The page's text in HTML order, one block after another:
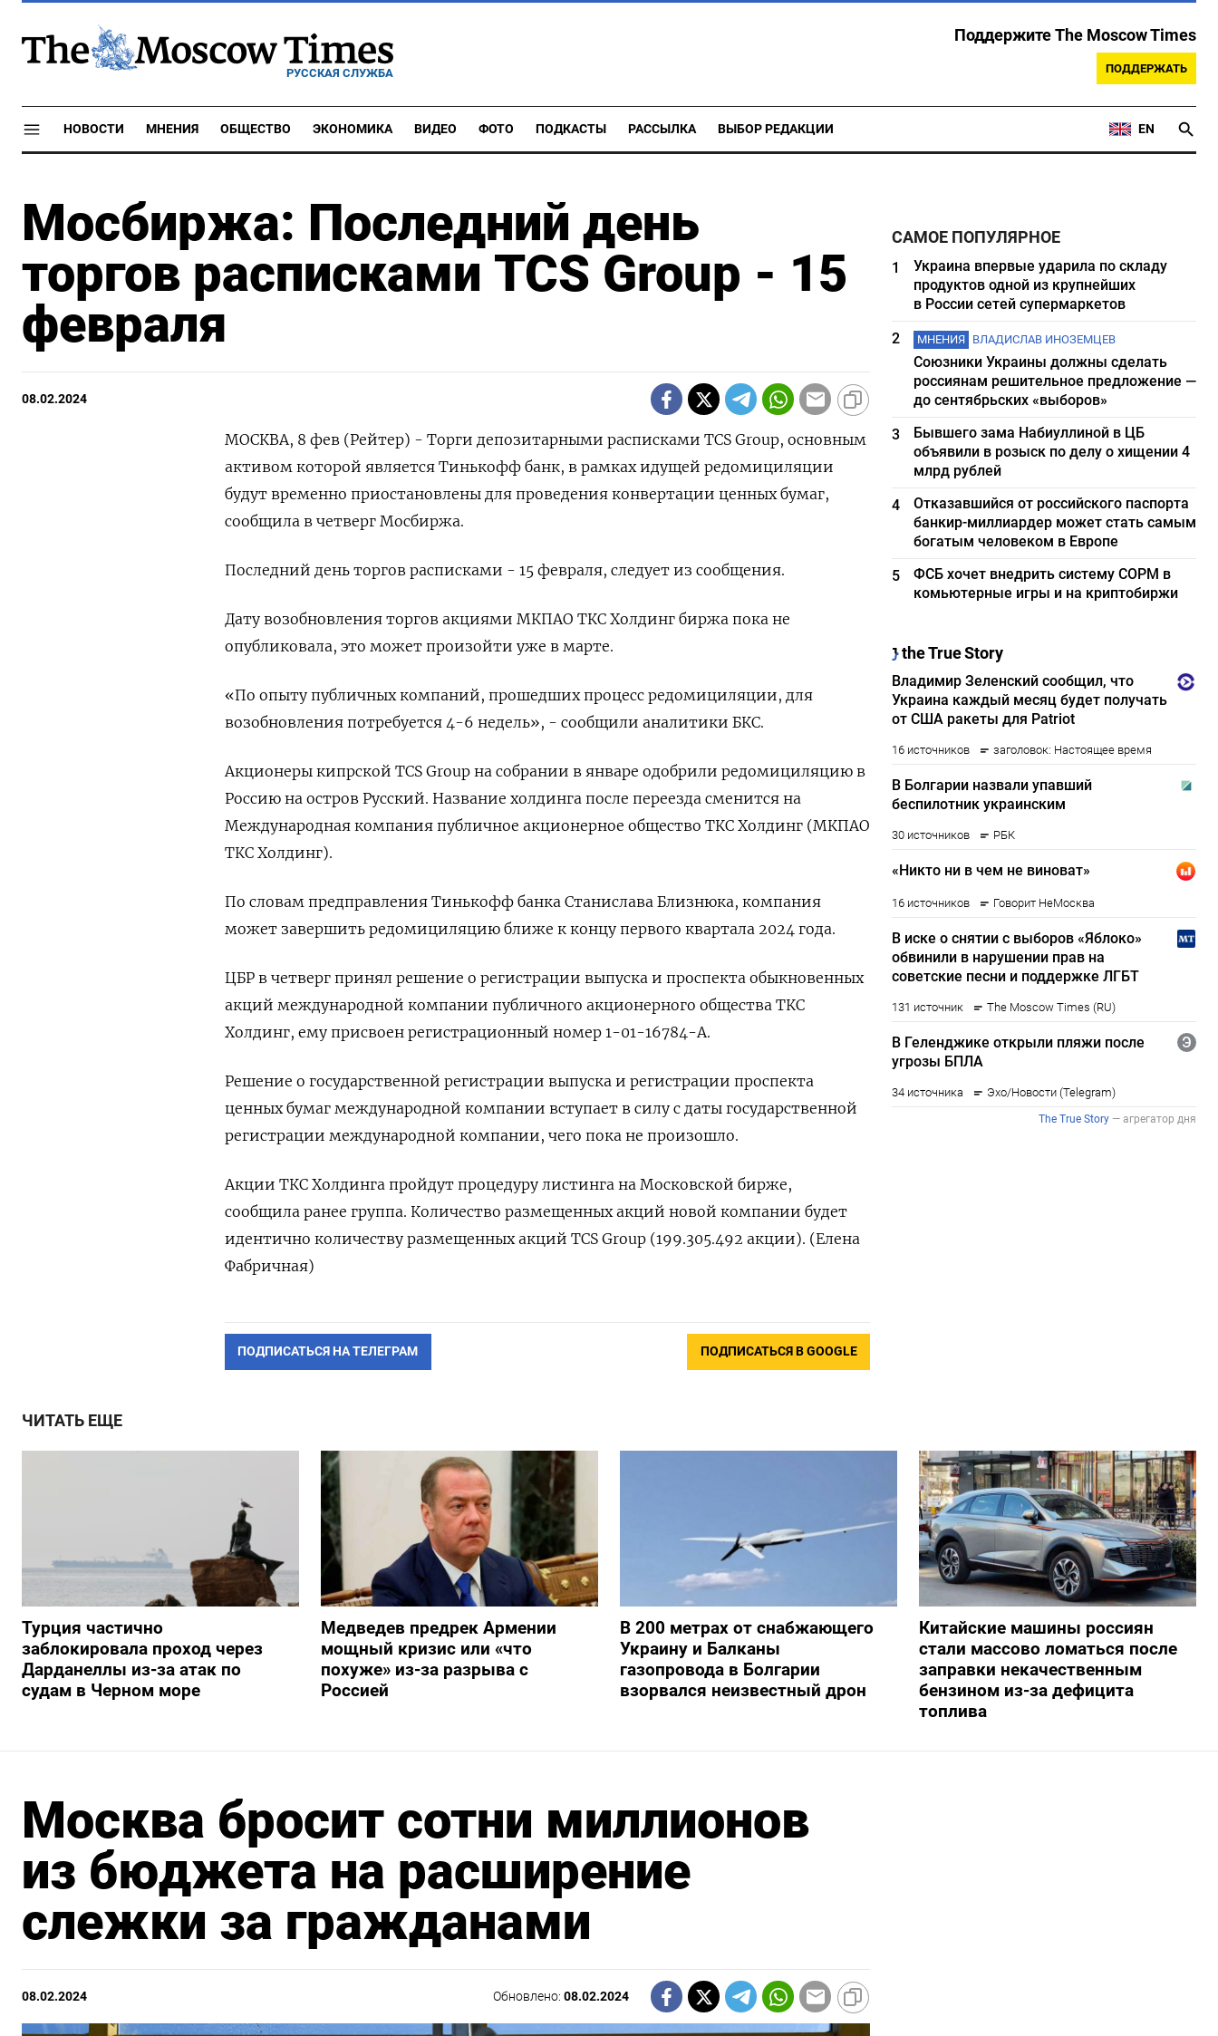
РУССКАЯ СЛУЖБА
Поддержите The Moscow Times
ПОДДЕРЖАТЬ
НОВОСТИ МНЕНИЯ ОБЩЕСТВО ЭКОНОМИКА ВИДЕО ФОТО ПОДКАСТЫ РАССЫЛКА ВЫБОР РЕДАКЦИИ EN
Мосбиржа: Последний день
торгов расписками TCS Group - 15
февраля
08.02.2024
МОСКВА, 8 фев (Рейтер) - Торги депозитарными расписками TCS Group, основным
активом которой является Тинькофф банк, в рамках идущей редомициляции
будут временно приостановлены для проведения конвертации ценных бумаг,
сообщила в четверг Мосбиржа.
Последний день торгов расписками - 15 февраля, следует из сообщения.
Дату возобновления торгов акциями МКПАО ТКС Холдинг биржа пока не
опубликовала, это может произойти уже в марте.
«По опыту публичных компаний, прошедших процесс редомициляции, для
возобновления потребуется 4-6 недель», - сообщили аналитики БКС.
Акционеры кипрской TCS Group на собрании в январе одобрили редомициляцию в
Россию на остров Русский. Название холдинга после переезда сменится на
Международная компания публичное акционерное общество ТКС Холдинг (МКПАО
ТКС Холдинг).
По словам предправления Тинькофф банка Станислава Близнюка, компания
может завершить редомициляцию ближе к концу первого квартала 2024 года.
ЦБР в четверг принял решение о регистрации выпуска и проспекта обыкновенных
акций международной компании публичного акционерного общества ТКС
Холдинг, ему присвоен регистрационный номер 1-01-16784-А.
Решение о государственной регистрации выпуска и регистрации проспекта
ценных бумаг международной компании вступает в силу с даты государственной
регистрации международной компании, чего пока не произошло.
Акции ТКС Холдинга пройдут процедуру листинга на Московской бирже,
сообщила ранее группа. Количество размещенных акций новой компании будет
идентично количеству размещенных акций TCS Group (199.305.492 акции). (Елена
Фабричная)
ПОДПИСАТЬСЯ НА ТЕЛЕГРАМ ПОДПИСАТЬСЯ В GOOGLE
САМОЕ ПОПУЛЯРНОЕ
1
Украина впервые ударила по складу
продуктов одной из крупнейших
в России сетей супермаркетов
2
МНЕНИЯ ВЛАДИСЛАВ ИНОЗЕМЦЕВ
Союзники Украины должны сделать
россиянам решительное предложение —
до сентябрьских «выборов»
3
Бывшего зама Набиуллиной в ЦБ
объявили в розыск по делу о хищении 4
млрд рублей
4
Отказавшийся от российского паспорта
банкир-миллиардер может стать самым
богатым человеком в Европе
5
ФСБ хочет внедрить систему СОРМ в
комьютерные игры и на криптобиржи
ЧИТАТЬ ЕЩЕ
Турция частично
заблокировала проход через
Дарданеллы из-за атак по
судам в Черном море
Медведев предрек Армении
мощный кризис или «что
похуже» из-за разрыва с
Россией
В 200 метрах от снабжающего
Украину и Балканы
газопровода в Болгарии
взорвался неизвестный дрон
Китайские машины россиян
стали массово ломаться после
заправки некачественным
бензином из-за дефицита
топлива
Москва бросит сотни миллионов
из бюджета на расширение
слежки за гражданами
08.02.2024 Обновлено:08.02.2024